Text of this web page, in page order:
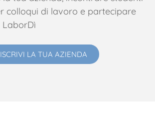
colloqui di lavoro e partecipare
ISCRIVI LA TUA AZIENDA